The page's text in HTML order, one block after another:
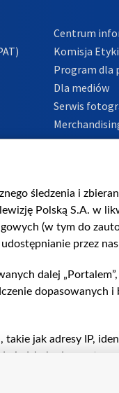
Centrum
Komisja Etyki
Program dla
Dla mediów
Serwis
Polityka
śledzenia i
Polską S.A. w
(w tym do
przez
dalej
dopasowanych i
takie jak adresy IP,
będą
na